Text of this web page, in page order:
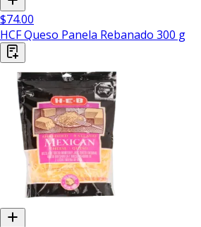
$74.00
HCF Queso Panela Rebanado 300 g